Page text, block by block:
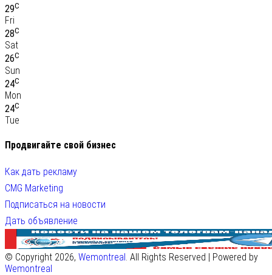
29C
Fri
28C
Sat
26C
Sun
24C
Mon
24C
Tue
Продвигайте свой бизнес
Как дать рекламу
CMG Marketing
Подписаться на новости
Дать объявление
© Copyright 2026, Wemontreal. All Rights Reserved | Powered by
Wemontreal